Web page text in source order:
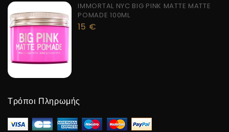
IMMORTAL NYC BIG PINK MATTE MATTE
POMADE 100ML
15 €
Τρόποι Πληρωμής